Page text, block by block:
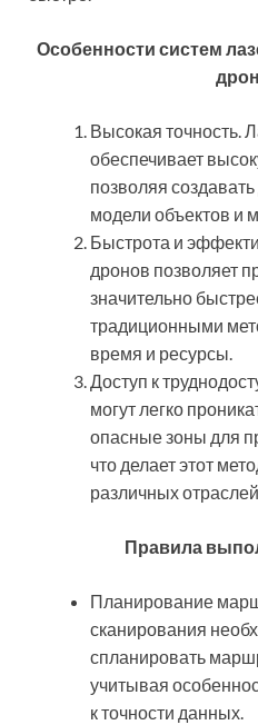
Особенности систем
Высокая точность.
обеспечивает
позволяя
модели объектов и
Быстрота и
дронов позволяет
значительно
традиционными
время и ресурсы.
Доступ к
могут легко
опасные зоны для
что делает этот
различных
Правила
Планирование
сканирования
спланировать
учитывая
к точности данных.